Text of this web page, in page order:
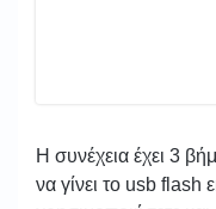
Η συνέχεια έχει 3
να γίνει το usb flash